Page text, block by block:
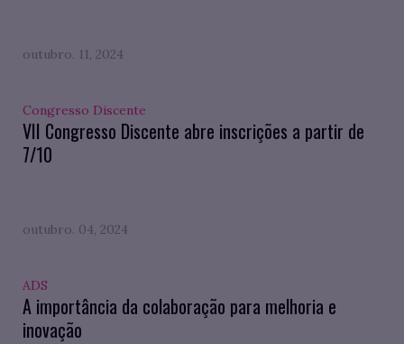
outubro. 11, 2024
Congresso Discente
VII Congresso Discente abre inscrições a partir de
7/10
outubro. 04, 2024
ADS
A importância da colaboração para melhoria e
inovação